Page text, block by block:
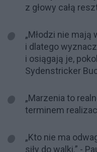
z głowy całą
„Młodzi nie
i dlatego
i osiągają je,
Sydenstricker
„Marzenia to
terminem
„Kto nie ma
siły do walki.” -